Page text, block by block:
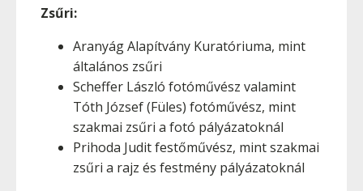
Zsűri:
Aranyág Alapítvány Kuratóriuma, mint
általános zsűri
Scheffer László fotóművész valamint
Tóth József (Füles) fotóművész, mint
szakmai zsűri a fotó pályázatoknál
Prihoda Judit festőművész, mint szakmai
zsűri a rajz és festmény pályázatoknál